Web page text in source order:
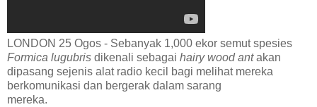
LONDON 25 Ogos - Sebanyak 1,000 ekor semut spesies
Formica lugubris dikenali sebagai hairy wood antakan
dipasang sejenis alat radio kecil bagi melihat mereka
berkomunikasi dan bergerak dalam sarang
mereka.